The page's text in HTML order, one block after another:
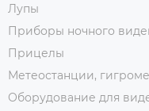
Лупы
Приборы ночного
Прицелы
Метеостанции,
Оборудование для